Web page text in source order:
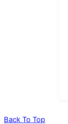
Back To Top